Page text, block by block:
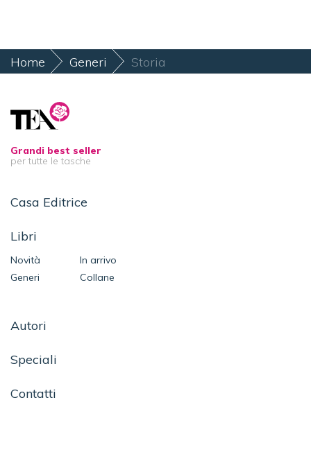
Home Generi Storia
Grandi best seller
per tutte le tasche
Casa Editrice
Libri
Novità
In arrivo
Generi
Collane
Autori
Speciali
Contatti